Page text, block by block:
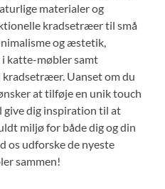
materialer og
kradsetræer til små
og æstetik,
katte-møbler samt
Uanset om du
at tilføje en unik touch
give dig inspiration til at
miljø for både dig og din
os udforske de nyeste
sammen!